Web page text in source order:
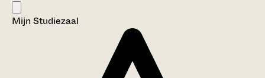
Mijn Studiezaal